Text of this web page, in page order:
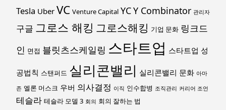
Tesla Uber VC Venture Capital YCY Combinator 관리자
구글 그로스 해킹 그로스해킹 기업 문화 링크드
인 면접 블릿츠스케일링 스타트업 스타트업 성
공법칙 스탠퍼드 실리콘밸리 실리콘밸리 문화 아마
존 엘론 머스크 우버 의사결정 이직 인수합병 조직관리 커리어 조언
테슬라 테슬라 모델 3 회의 회의 잘하는 법